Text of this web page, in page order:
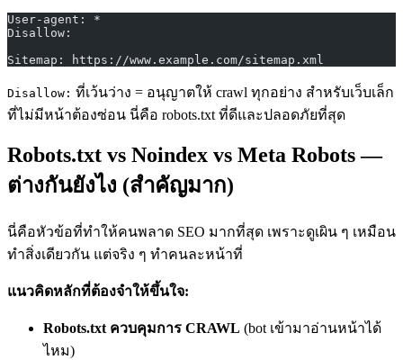
User-agent: *
Disallow:
Sitemap: https://www.example.com/sitemap.xml
Disallow: ที่เว้นว่าง = อนุญาตให้ crawl ทุกอย่าง สำหรับเว็บเล็ก
ที่ไม่มีหน้าต้องซ่อน นี่คือ robots.txt ที่ดีและปลอดภัยที่สุด
Robots.txt vs Noindex vs Meta Robots —
ต่างกันยังไง (สำคัญมาก)
นี่คือหัวข้อที่ทำให้คนพลาด SEO มากที่สุด เพราะดูเผิน ๆ เหมือน
ทำสิ่งเดียวกัน แต่จริง ๆ ทำคนละหน้าที่
แนวคิดหลักที่ต้องจำให้ขึ้นใจ:
Robots.txt ควบคุมการ CRAWL (bot เข้ามาอ่านหน้าได้
ไหม)